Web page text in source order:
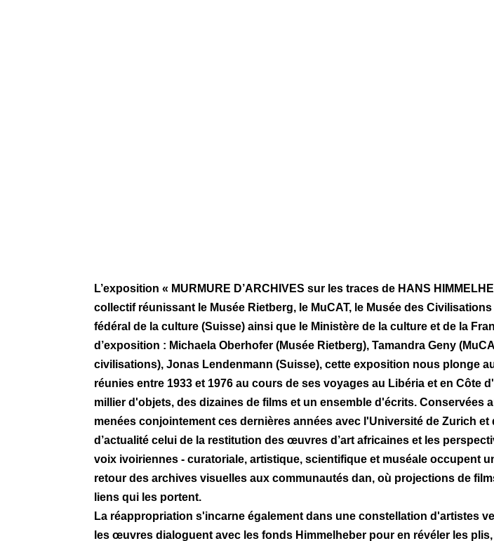
L’exposition « MURMURE D’ARCHIVES sur les traces de HANS
collectif réunissant le Musée Rietberg, le MuCAT, le Musée des
fédéral de la culture (Suisse) ainsi que le Ministère de la culture et de la
d’exposition : Michaela Oberhofer (Musée Rietberg), Tamandra Geny
civilisations), Jonas Lendenmann (Suisse), cette exposition nous plonge
réunies entre 1933 et 1976 au cours de ses voyages au Libéria et en
millier d'objets, des dizaines de films et un ensemble d'écrits.
menées conjointement ces dernières années avec l'Université de Zurich
d’actualité celui de la restitution des œuvres d’art africaines et les
voix ivoiriennes - curatoriale, artistique, scientifique et muséale occupent
retour des archives visuelles aux communautés dan, où projections de
liens qui les portent.
La réappropriation s'incarne également dans une constellation d'artistes
les œuvres dialoguent avec les fonds Himmelheber pour en révéler les